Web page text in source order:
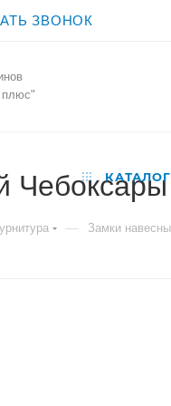
ЗВОНОК
плюс"
КАТАЛОГ
— Замки